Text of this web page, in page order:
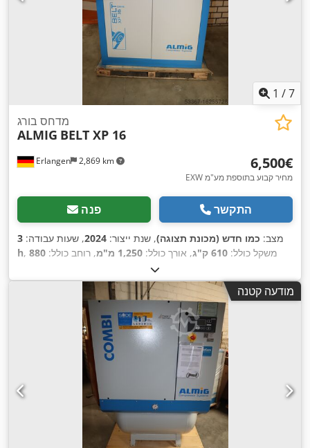
1 /7
Erlangen 2,869 km
מדחס בורג
ALMIG BELT XP 16
‏6,500 ‏€
EXW מחיר קבוע בתוספת מע"מ
פנה התקשר
מצב: כמו חדש (מכונת תצוגה), שנת ייצור: 2024, שעות עבודה: 3
h
, משקל כולל: 610 ק"ג , אורך כולל: 1,250 מ"מ , רוחב כולל: 880
מודעה קטנה